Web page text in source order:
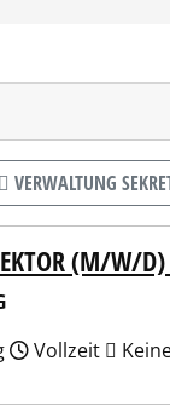
VERWALTUNG
(M/W/D)
Vollzeit